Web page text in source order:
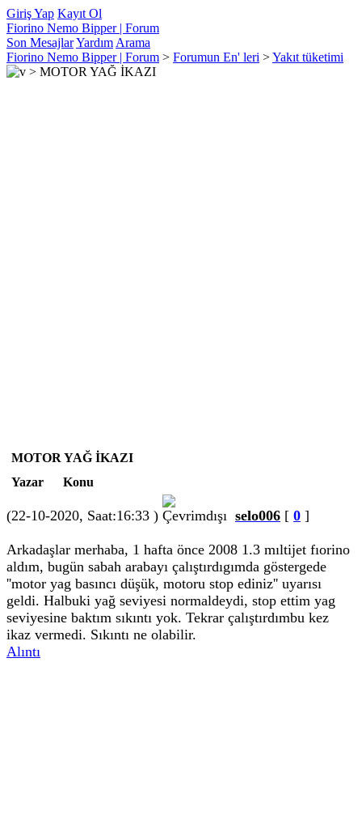
Giriş Yap Kayıt Ol
Fiorino Nemo Bipper | Forum
Son MesajlarYardım Arama
Fiorino Nemo Bipper | Forum > Forumun En' leri >Yakıt tüketimi
> MOTOR YAĞ İKAZI
MOTOR YAĞ İKAZI
Yazar
Konu
(22-10-2020, Saat:16:33 ) selo006 [ 0 ]
Arkadaşlar merhaba, 1 hafta önce 2008 1.3 mıltijet fıorino
aldım, bugün sabah arabayı çalıştırdıgımda göstergede
''motor yag basıncı düşük, motoru stop ediniz'' uyarısı
geldi. Halbuki yağ seviyesi normaldeydi, stop ettim yag
seviyesine baktım sıkıntı yok. Tekrar çalıştırdımbu kez
ikaz vermedi. Sıkıntı ne olabilir.
Alıntı